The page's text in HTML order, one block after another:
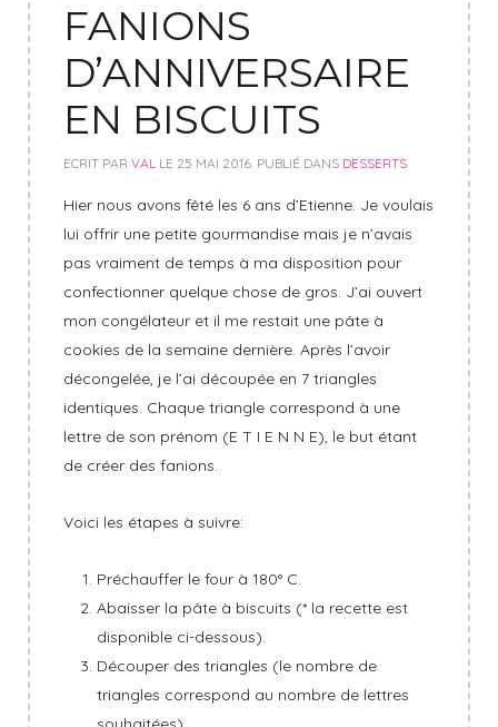
FANIONS
D’ANNIVERSAIRE
EN BISCUITS
ECRIT PAR VAL LE 25 MAI 2016. PUBLIÉ DANS DESSERTS
Hier nous avons fêté les 6 ans d’Etienne. Je voulais
lui offrir une petite gourmandise mais je n’avais
pas vraiment de temps à ma disposition pour
confectionner quelque chose de gros. J’ai ouvert
mon congélateur et il me restait une pâte à
cookies de la semaine dernière. Après l’avoir
décongelée, je l’ai découpée en 7 triangles
identiques. Chaque triangle correspond à une
lettre de son prénom (E T I E N N E), le but étant
de créer des fanions.
Voici les étapes à suivre:
Préchauffer le four à 180° C.
Abaisser la pâte à biscuits (* la recette est
disponible ci-dessous).
Découper des triangles (le nombre de
triangles correspond au nombre de lettres